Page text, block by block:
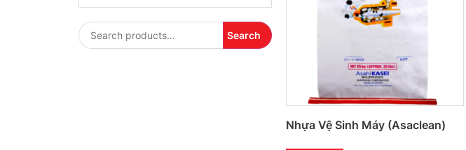
Search
Nhựa Vệ Sinh Máy (Asaclean)